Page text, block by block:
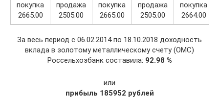
покупка
2665.00
продажа
2505.00
покупка
2665.00
продажа
2505.00
покупка
2664.00
За весь период с 06.02.2014 по 18.10.2018 доходность
вклада в золотому металлическому счету (ОМС)
Россельхозбанк составила: 92.98 %
или
прибыль 185952 рублей